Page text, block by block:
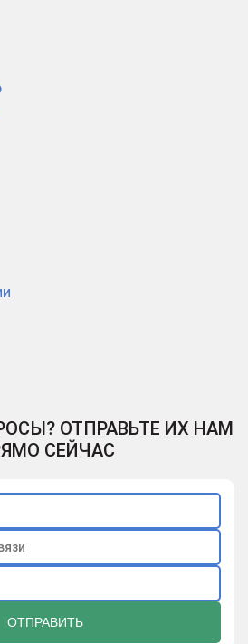
ОТПРАВЬТЕ ИХ НАМ
СЕЙЧАС